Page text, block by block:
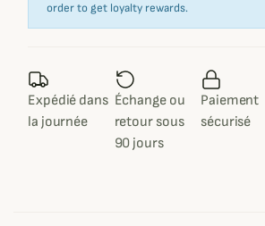
order to get loyalty rewards.
Expédié dans
la journée
Échange ou
retour sous
90 jours
Paiement
sécurisé